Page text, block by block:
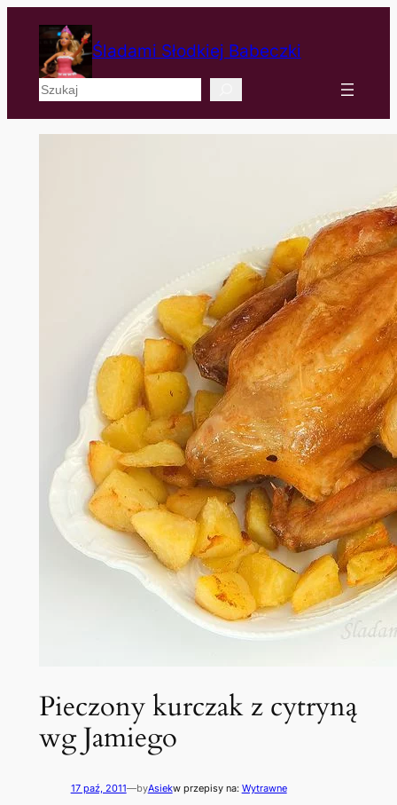
Śladami Słodkiej Babeczki
Szukaj
Pieczony kurczak z cytryną
wg Jamiego
17 paź, 2011—byAsiekw przepisy na: Wytrawne